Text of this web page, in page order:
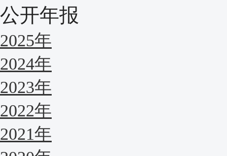
公开年报
2025年
2024年
2023年
2022年
2021年